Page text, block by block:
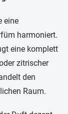
eine
harmoniert.
eine komplett
zitrischer
den
Raum.